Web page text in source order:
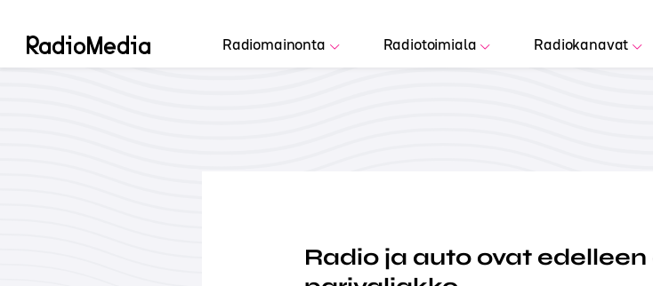
Radiomainonta Radiotoimiala Radiokanavat
Radio ja auto ovat